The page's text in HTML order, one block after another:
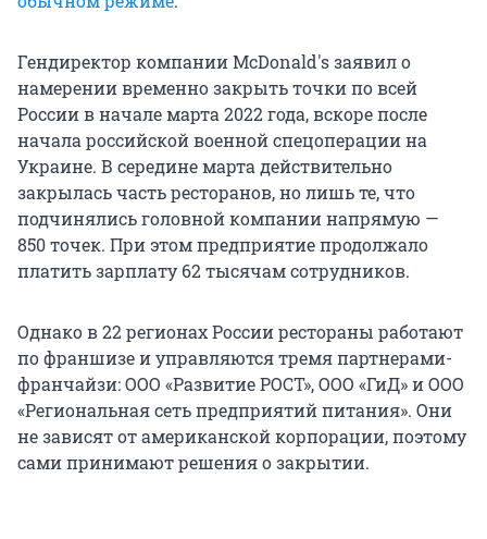
Гендиректор компании McDonald's заявил о
намерении временно закрыть точки по всей
России в начале марта 2022 года, вскоре после
начала российской военной спецоперации на
Украине. В середине марта действительно
закрылась часть ресторанов, но лишь те, что
подчинялись головной компании напрямую —
850 точек. При этом предприятие продолжало
платить зарплату 62 тысячам сотрудников.
Однако в 22 регионах России рестораны работают
по франшизе и управляются тремя партнерами-
франчайзи: ООО «Развитие РОСТ», ООО «ГиД» и ООО
«Региональная сеть предприятий питания». Они
не зависят от американской корпорации, поэтому
сами принимают решения о закрытии.